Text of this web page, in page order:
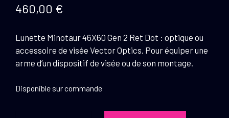
460,00 €
Lunette Minotaur 46X60 Gen 2 Ret Dot : optique ou
accessoire de visée Vector Optics. Pour équiper une
arme d’un dispositif de visée ou de son montage.
Disponible sur commande